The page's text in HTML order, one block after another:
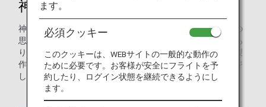
神戸空港のガチャガチャ
神戸空港のANAチェックインカウンター前には、神戸の旅の
思い出として大変ご好評をいただいているガチャガチャがあ
ります。その中身は、航空会社の社員自らがデザインし、製
作した缶バッジやマグネットで、神戸や空港などをイメージ
したオリジナルの絵柄が入っているのが特徴です。
ます。
必須クッキー
このクッキーは、WEBサイトの一般的な動作の
ために必要です。お客様が安全にフライトを予
約したり、ログイン状態を継続できるようにし
ます。